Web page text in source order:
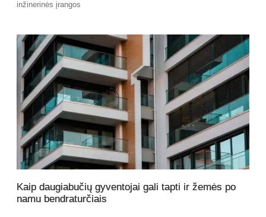
inžinerinės įrangos
Kaip daugiabučių gyventojai gali tapti ir žemės po
namu bendraturčiais